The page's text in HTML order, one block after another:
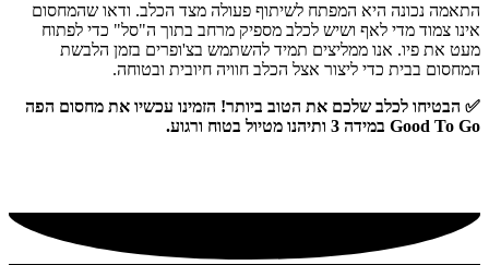
התאמה נכונה היא המפתח לשיתוף פעולה מצד הכלב. ודאו שהמחסום
אינו צמוד מדי לאף ושיש לכלב מספיק מרחב בתוך ה"סל" כדי לפתוח
מעט את פיו. אנו ממליצים תמיד להשתמש בצ'ופרים בזמן הלבשת
המחסום בבית כדי ליצור אצל הכלב חוויה חיובית ובטוחה.
✅ הבטיחו לכלב שלכם את הטוב ביותר! הזמינו עכשיו את מחסום הפה
Good To Go במידה 3 ותיהנו מטיול בטוח ורגוע.